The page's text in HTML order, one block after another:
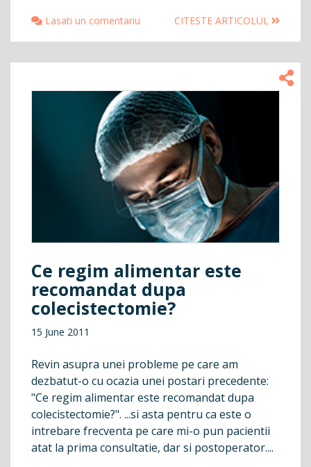
Lasati un comentariu CITESTE ARTICOLUL
Ce regim alimentar este
recomandat dupa
colecistectomie?
15 June 2011
Revin asupra unei probleme pe care am
dezbatut-o cu ocazia unei postari precedente:
"Ce regim alimentar este recomandat dupa
colecistectomie?". ...si asta pentru ca este o
intrebare frecventa pe care mi-o pun pacientii
atat la prima consultatie, dar si postoperator....